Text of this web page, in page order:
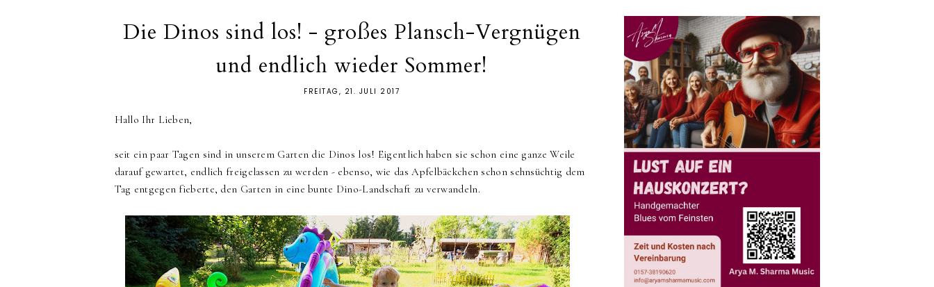
Die Dinos sind los! - großes Plansch-Vergnügen
und endlich wieder Sommer!
FREITAG, 21. JULI 2017
Hallo Ihr Lieben,
seit ein paar Tagen sind in unserem Garten die Dinos los! Eigentlich haben sie schon eine ganze Weile
darauf gewartet, endlich freigelassen zu werden - ebenso, wie das Apfelbäckchen schon sehnsüchtig dem
Tag entgegen fieberte, den Garten in eine bunte Dino-Landschaft zu verwandeln.